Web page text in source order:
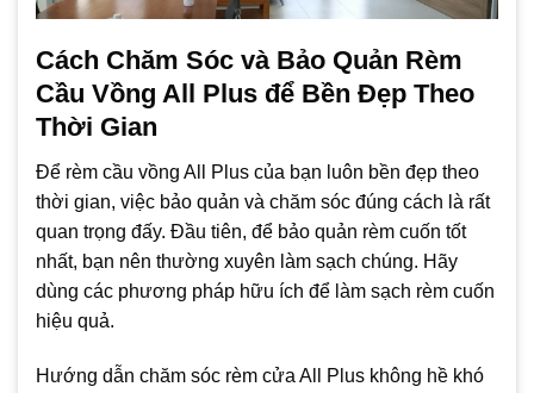
Cách Chăm Sóc và Bảo Quản Rèm
Cầu Vồng All Plus để Bền Đẹp Theo
Thời Gian
Để rèm cầu vồng All Plus của bạn luôn bền đẹp theo
thời gian, việc bảo quản và chăm sóc đúng cách là rất
quan trọng đấy. Đầu tiên, để bảo quản rèm cuốn tốt
nhất, bạn nên thường xuyên làm sạch chúng. Hãy
dùng các phương pháp hữu ích để làm sạch rèm cuốn
hiệu quả.
Hướng dẫn chăm sóc rèm cửa All Plus không hề khó